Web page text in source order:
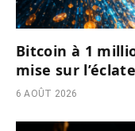
Bitcoin à 1
mise sur
6 AOÛT 2026